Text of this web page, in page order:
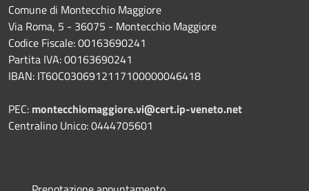
Comune di Montecchio Maggiore
Via Roma, 5 - 36075 - Montecchio Maggiore
Codice Fiscale: 00163690241
Partita IVA: 00163690241
IBAN: IT60C0306912117100000046418
PEC: montecchiomaggiore.vi@cert.ip-veneto.net
Centralino Unico: 0444705601